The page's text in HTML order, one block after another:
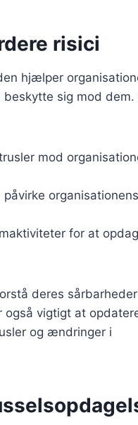
risici
hjælper
sig mod dem.
mod
organisationens
for at
deres
også vigtigt at
og ændringer i